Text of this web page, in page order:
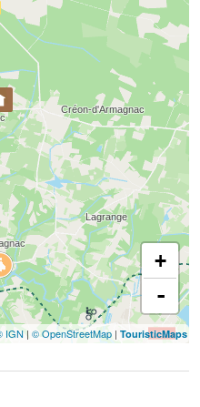
+
-
IGN | © OpenStreetMap | TouristicMaps